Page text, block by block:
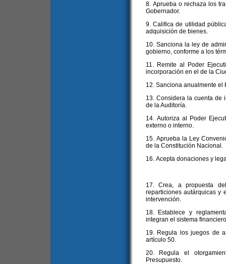
8. Aprueba o rechaza los
Gobernador.
9. Califica de utilidad
adquisición de bienes.
10. Sanciona la ley de
gobierno, conforme a los
11. Remite al Poder
incorporación en el de la
12. Sanciona anualmente el
13. Considera la cuenta de
de la Auditoría.
14. Autoriza al Poder
externo o interno.
15. Aprueba la Ley
de la Constitución Nacional.
16. Acepta donaciones y
17. Crea, a propuesta
reparticiones autárquicas y
intervención.
18. Establece y
integran el sistema
19. Regula los juegos de
artículo 50.
20. Regula el
Presupuesto.